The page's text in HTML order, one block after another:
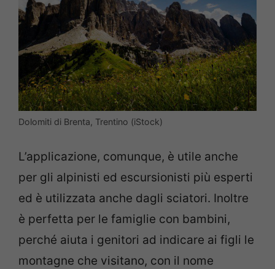
Dolomiti di Brenta, Trentino (iStock)
L’applicazione, comunque, è utile anche
per gli alpinisti ed escursionisti più esperti
ed è utilizzata anche dagli sciatori. Inoltre
è perfetta per le famiglie con bambini,
perché aiuta i genitori ad indicare ai figli le
montagne che visitano, con il nome